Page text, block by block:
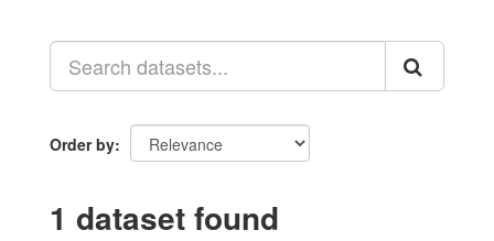
Order by
1 dataset found